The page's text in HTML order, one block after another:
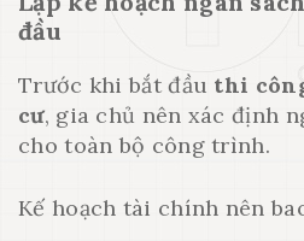
đầu
Trước khi bắt đầu thi
cư, gia chủ nên xác định
cho toàn bộ công trình.
Kế hoạch tài chính nên